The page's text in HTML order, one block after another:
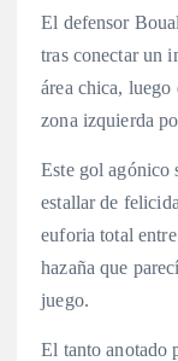
El defensor
tras conectar un
área chica, luego
zona izquierda
Este gol
estallar de
euforia total
hazaña que
juego.
El tanto anotado